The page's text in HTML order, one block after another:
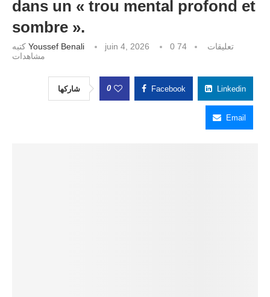
dans un « trou mental profond et
sombre ».
Youssef Benali juin 4, 2026 0 تعليقات
74
مشاهدات
شاركها 0 Facebook Linkedin
Email